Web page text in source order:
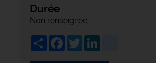
Durée
Non renseignée
ShareFacebook
Twitter